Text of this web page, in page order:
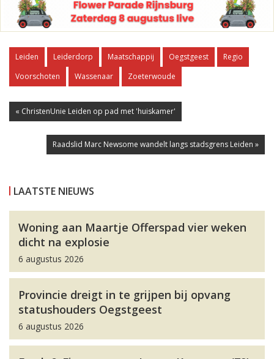
Leiden Leiderdorp Maatschappij Oegstgeest
Regio
Voorschoten
Wassenaar Zoeterwoude
« ChristenUnie Leiden op pad met 'huiskamer'
Raadslid Marc Newsome wandelt langs stadsgrens Leiden »
LAATSTE NIEUWS
Woning aan Maartje Offerspad vier weken
dicht na explosie
6 augustus 2026
Provincie dreigt in te grijpen bij opvang
statushouders Oegstgeest
6 augustus 2026